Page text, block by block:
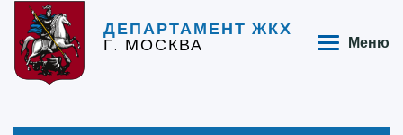
ДЕПАРТАМЕНТ ЖКХ
Г. МОСКВА Меню